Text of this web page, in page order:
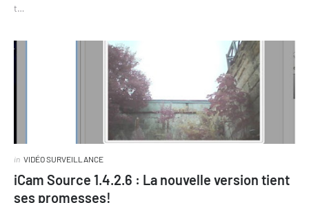
t…
in VIDÉO SURVEILLANCE
iCam Source 1.4.2.6 : La nouvelle version tient
ses promesses!